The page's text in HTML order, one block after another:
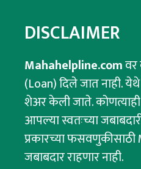
DISCLAIMER
Mahahelpline.comवर
(Loan) दिले जात नाही.
शेअर केली जाते.
आपल्या स्वतःच्या
प्रकारच्या
जबाबदार राहणार नाही.